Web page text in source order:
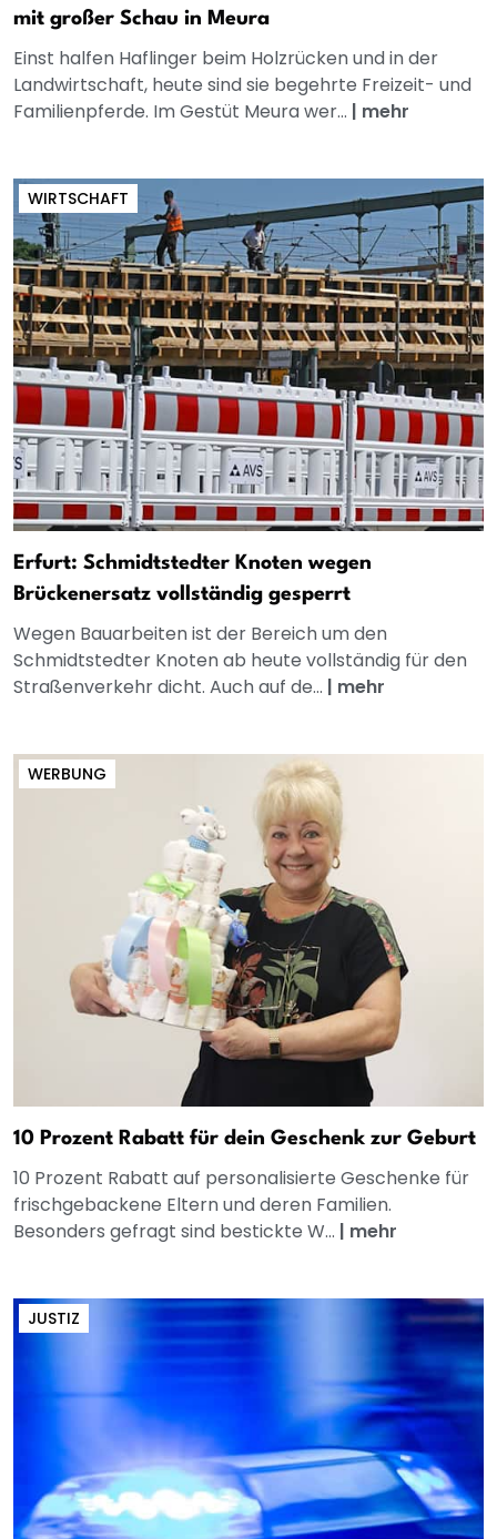
mit großer Schau in Meura
Einst halfen Haflinger beim Holzrücken und in der
Landwirtschaft, heute sind sie begehrte Freizeit- und
Familienpferde. Im Gestüt Meura wer... | mehr
WIRTSCHAFT
Erfurt: Schmidtstedter Knoten wegen
Brückenersatz vollständig gesperrt
Wegen Bauarbeiten ist der Bereich um den
Schmidtstedter Knoten ab heute vollständig für den
Straßenverkehr dicht. Auch auf de... | mehr
WERBUNG
10 Prozent Rabatt für dein Geschenk zur Geburt
10 Prozent Rabatt auf personalisierte Geschenke für
frischgebackene Eltern und deren Familien.
Besonders gefragt sind bestickte W... | mehr
JUSTIZ